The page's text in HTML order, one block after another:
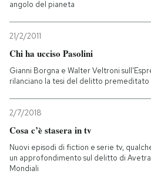
angolo del pianeta
21/2/2011
Chi ha ucciso Pasolini
Gianni Borgna e Walter Veltroni
rilanciano la tesi del delitto premeditato
2/7/2018
Cosa c’è stasera in tv
Nuovi episodi di fiction e serie tv,
un approfondimento sul delitto di
Mondiali